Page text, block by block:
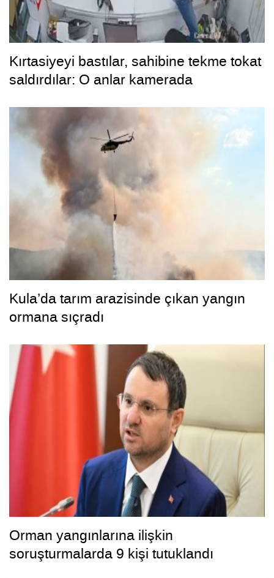
Kırtasiyeyi bastılar, sahibine tekme tokat
saldırdılar: O anlar kamerada
Kula’da tarım arazisinde çıkan yangın
ormana sıçradı
Orman yangınlarına ilişkin
soruşturmalarda 9 kişi tutuklandı